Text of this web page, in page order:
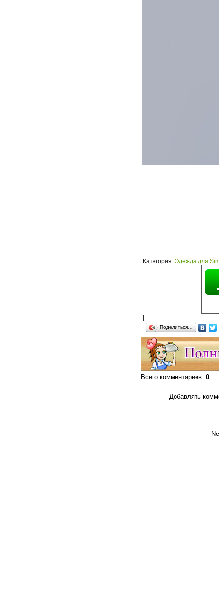
Категория: Одежда для
Поделиться…
Всего комментариев: 0
Добавлять